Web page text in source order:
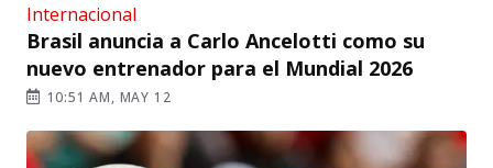
Internacional
Brasil anuncia a Carlo Ancelotti como su
nuevo entrenador para el Mundial 2026
10:51 AM, MAY 12